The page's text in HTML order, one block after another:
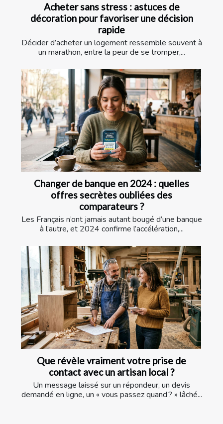
Acheter sans stress : astuces de
décoration pour favoriser une décision
rapide
Décider d’acheter un logement ressemble souvent à
un marathon, entre la peur de se tromper,...
Changer de banque en 2024 : quelles
offres secrètes oubliées des
comparateurs ?
Les Français n’ont jamais autant bougé d’une banque
à l’autre, et 2024 confirme l’accélération,...
Que révèle vraiment votre prise de
contact avec un artisan local ?
Un message laissé sur un répondeur, un devis
demandé en ligne, un « vous passez quand ? » lâché...